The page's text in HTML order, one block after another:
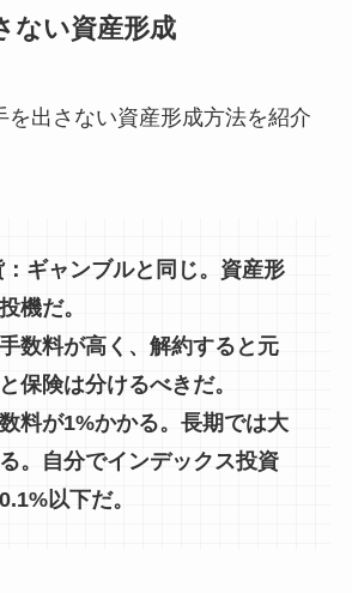
ない資産形成
を出さない資産形成方法を紹介
ギャンブルと同じ。資産形
機だ。
数料が高く、解約すると元
保険は分けるべきだ。
料が1%かかる。長期では大
。自分でインデックス投資
以下だ。